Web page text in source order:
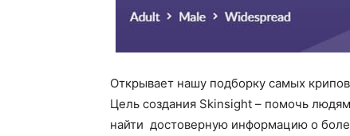
Открывает нашу подборку самых
Цель создания Skinsight – помочь
найти достоверную информацию о